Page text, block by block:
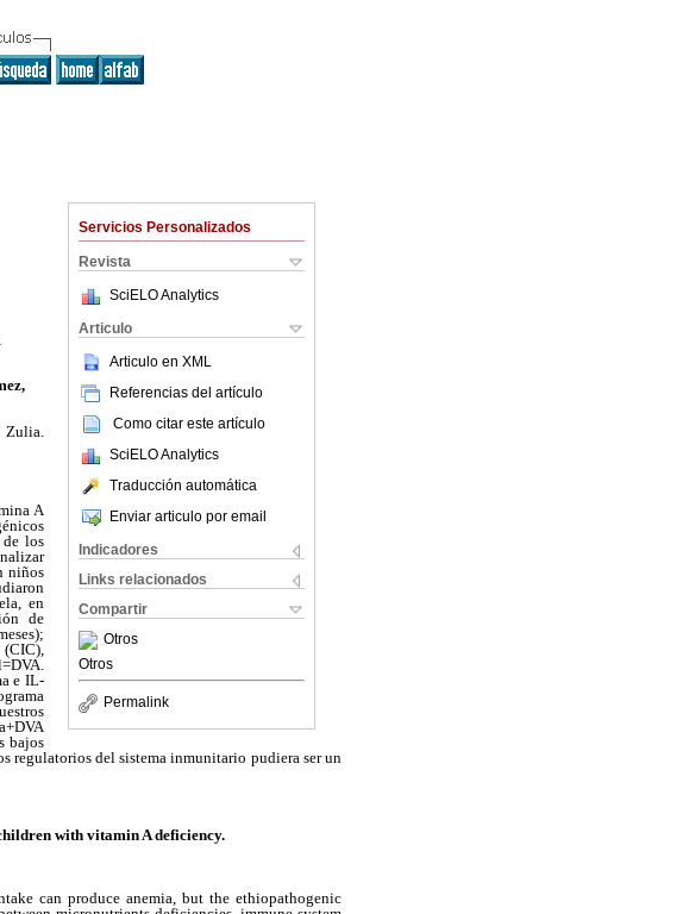
Servicios Personalizados
Revista
SciELO Analytics
Articulo
Articulo en XML
Referencias del artículo
Como citar este artículo
SciELO Analytics
Traducción automática
Enviar articulo por email
Indicadores
Links relacionados
Compartir
Otros
Otros
Permalink
Zulia.
A
de los
niños
en
de
e IL-
bajos
regulatorios del sistema inmunitario pudiera ser un
with vitamin A deficiency.
can produce anemia, but the ethiopathogenic